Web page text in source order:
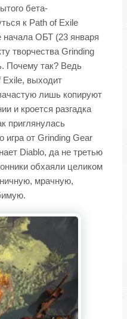
бета-
к Path of Exile
начала ОБТ (23 января
творчества Grinding
Почему так? Ведь
Exile, выходит
лишь копируют
и кроется разгадка
приглянулась
игра от Grinding Gear
Diablo, да не третью
обхаяли целиком
мрачную,